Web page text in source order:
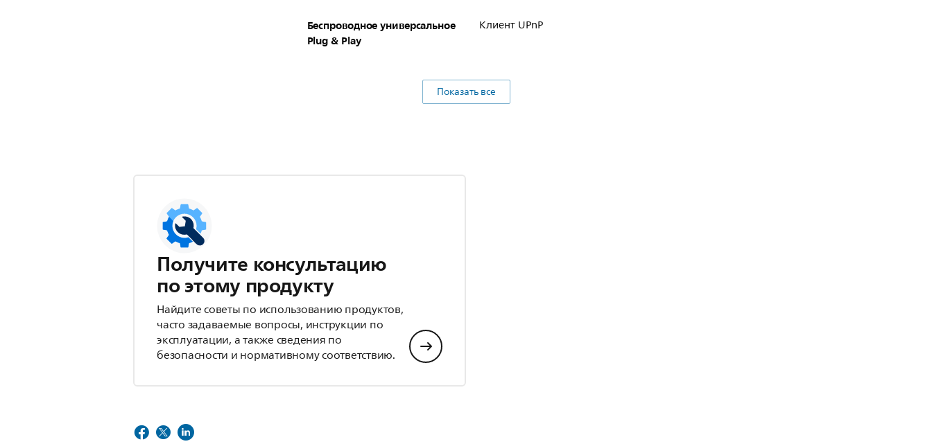
Беспроводное универсальное
Plug & Play
Клиент UPnP
Показать все
Получите консультацию
по этому продукту
Найдите советы по использованию продуктов,
часто задаваемые вопросы, инструкции по
эксплуатации, а также сведения по
безопасности и нормативному соответствию.